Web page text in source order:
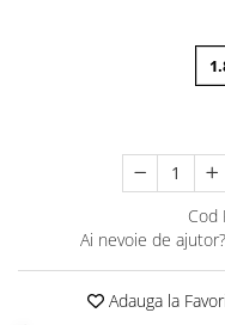
Lemne si coarne de cerb
Perii si Piepteni
Produse Igiena si Ingrijire
Saltele cu efect de racire
Suplimente
Cod
Ai nevoie de ajutor?
Adauga la